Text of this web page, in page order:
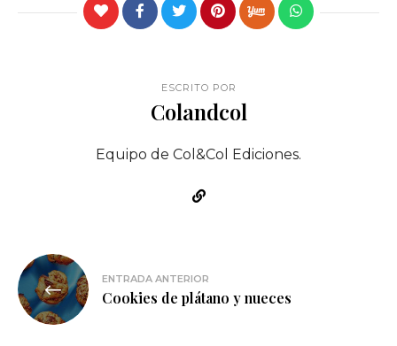
ESCRITO POR
Colandcol
Equipo de Col&Col Ediciones.
Navegación
de
entradas
ENTRADA ANTERIOR
Cookies de plátano y nueces